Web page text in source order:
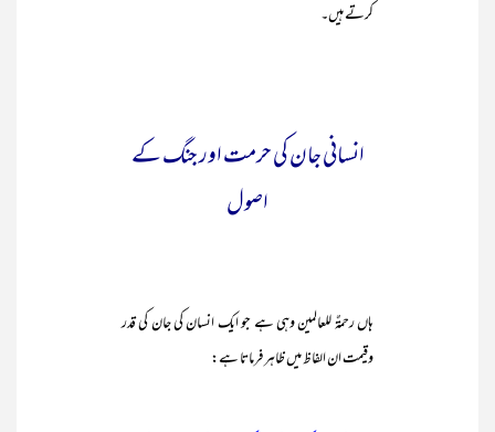
کرتے ہیں۔
انسانی جان کی حرمت اور جنگ کے
اصول
ہاں رحمۃٌ للعالمین وہی ہے جو ایک انسان کی جان کی قدر
وقیمت ان الفاظ میں ظاہر فرماتا ہے: